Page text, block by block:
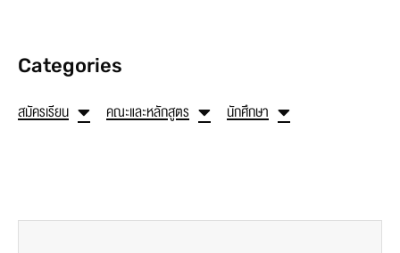
Categories
สมัครเรียน คณะและหลักสูตร นักศึกษา